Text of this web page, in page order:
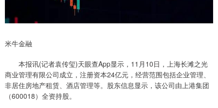
米牛金融
本报讯(记者袁传玺)天眼查App显示，11月10日，上海长滩之光
商业管理有限公司成立，注册资本24亿元，经营范围包括企业管理、
非居住房地产租赁、酒店管理等。股东信息显示，该公司由上港集团
（600018）全资持股。